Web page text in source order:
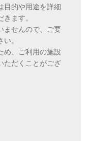
目的や用途を詳細
ます。
ませんので、ご要
。
め、ご利用の施設
ただくことがござ